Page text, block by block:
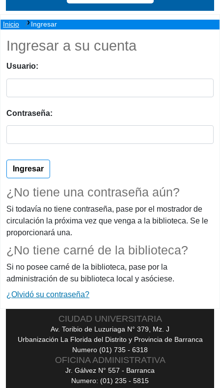
Inicio Ingresar
Ingresar a su cuenta
Usuario:
Contraseña:
¿No tiene una contraseña aún?
Si todavía no tiene contraseña, pase por el mostrador de
circulación la próxima vez que venga a la biblioteca. Se le
proporcionará una.
¿No tiene carné de la biblioteca?
Si no posee carné de la biblioteca, pase por la
administración de su biblioteca local y asóciese.
¿Olvidó su contraseña?
CIUDAD UNIVERSITARIA
Av. Toribio de Luzuriaga N° 379, Mz. J
Urbanización La Florida del Distrito y Provincia de Barranca
Numero (01) 735 - 6318
OFICINA ADMINISTRATIVA
Jr. Gálvez N° 557 - Barranca
Numero: (01) 235 - 5815